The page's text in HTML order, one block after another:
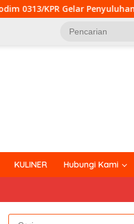
di Pangkalan Terap
KULINER Hubungi Kami
Cari